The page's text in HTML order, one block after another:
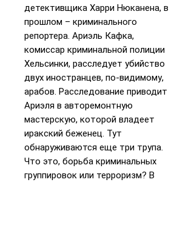
детективщика Харри Нюканена, в
прошлом – криминального
репортера. Ариэль Кафка,
комиссар криминальной полиции
Хельсинки, расследует убийство
двух иностранцев, по-видимому,
арабов. Расследование приводит
Ариэля в авторемонтную
мастерскую, которой владеет
иракский беженец. Тут
обнаруживаются еще три трупа.
Что это, борьба криминальных
группировок или терроризм? В